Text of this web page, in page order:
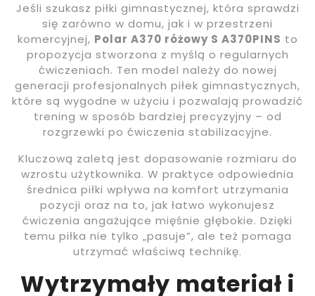
Jeśli szukasz piłki gimnastycznej, która sprawdzi
się zarówno w domu, jak i w przestrzeni
komercyjnej, Polar A370 różowy S A370PINS to
propozycja stworzona z myślą o regularnych
ćwiczeniach. Ten model należy do nowej
generacji profesjonalnych piłek gimnastycznych,
które są wygodne w użyciu i pozwalają prowadzić
trening w sposób bardziej precyzyjny – od
rozgrzewki po ćwiczenia stabilizacyjne.
Kluczową zaletą jest dopasowanie rozmiaru do
wzrostu użytkownika. W praktyce odpowiednia
średnica piłki wpływa na komfort utrzymania
pozycji oraz na to, jak łatwo wykonujesz
ćwiczenia angażujące mięśnie głębokie. Dzięki
temu piłka nie tylko „pasuje”, ale też pomaga
utrzymać właściwą technikę.
Wytrzymały materiał i